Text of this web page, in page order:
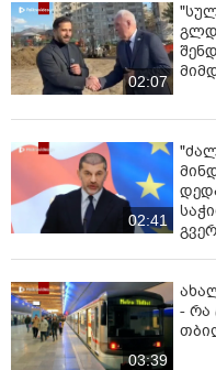
02:07
02:41
03:39
- რა